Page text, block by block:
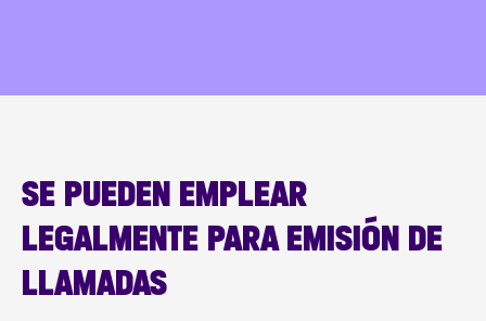
SE PUEDEN EMPLEAR
LEGALMENTE PARA EMISIÓN DE
LLAMADAS